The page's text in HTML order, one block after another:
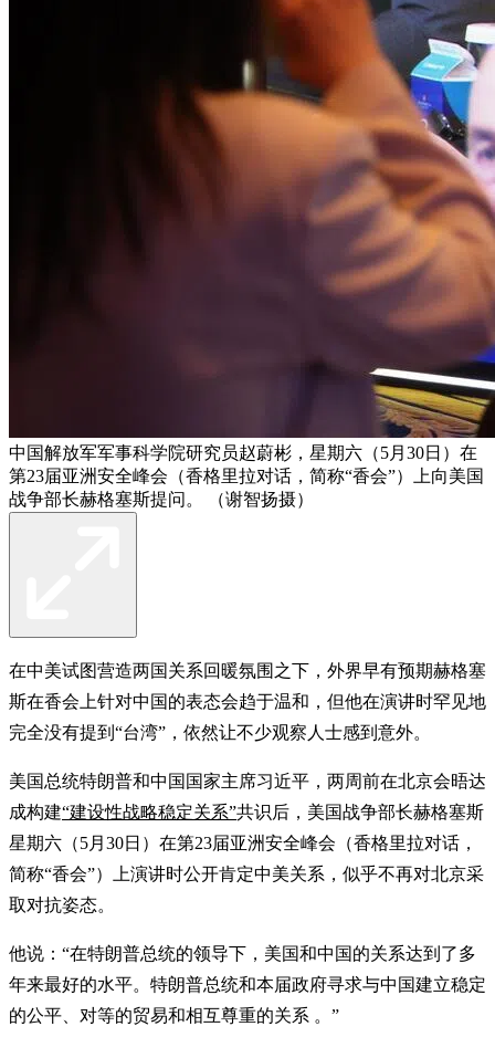
中国解放军军事科学院研究员赵蔚彬，星期六（5月30日）在
第23届亚洲安全峰会（香格里拉对话，简称“香会”）上向美国
战争部长赫格塞斯提问。 （谢智扬摄）
在中美试图营造两国关系回暖氛围之下，外界早有预期赫格塞
斯在香会上针对中国的表态会趋于温和，但他在演讲时罕见地
完全没有提到“台湾”，依然让不少观察人士感到意外。
美国总统特朗普和中国国家主席习近平，两周前在北京会晤达
成构建“建设性战略稳定关系”共识后，美国战争部长赫格塞斯
星期六（5月30日）在第23届亚洲安全峰会（香格里拉对话，
简称“香会”）上演讲时公开肯定中美关系，似乎不再对北京采
取对抗姿态。
他说：“在特朗普总统的领导下，美国和中国的关系达到了多
年来最好的水平。特朗普总统和本届政府寻求与中国建立稳定
的公平、对等的贸易和相互尊重的关系 。”